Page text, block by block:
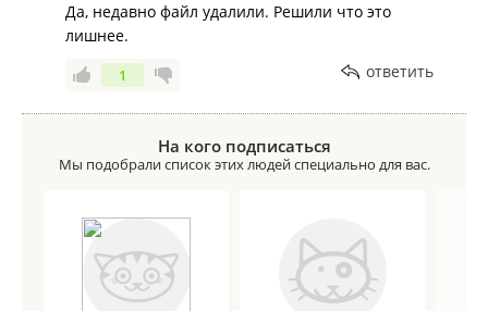
Да, недавно файл удалили. Решили что это
лишнее.
1 ответить
На кого подписаться
Мы подобрали список этих людей специально для вас.